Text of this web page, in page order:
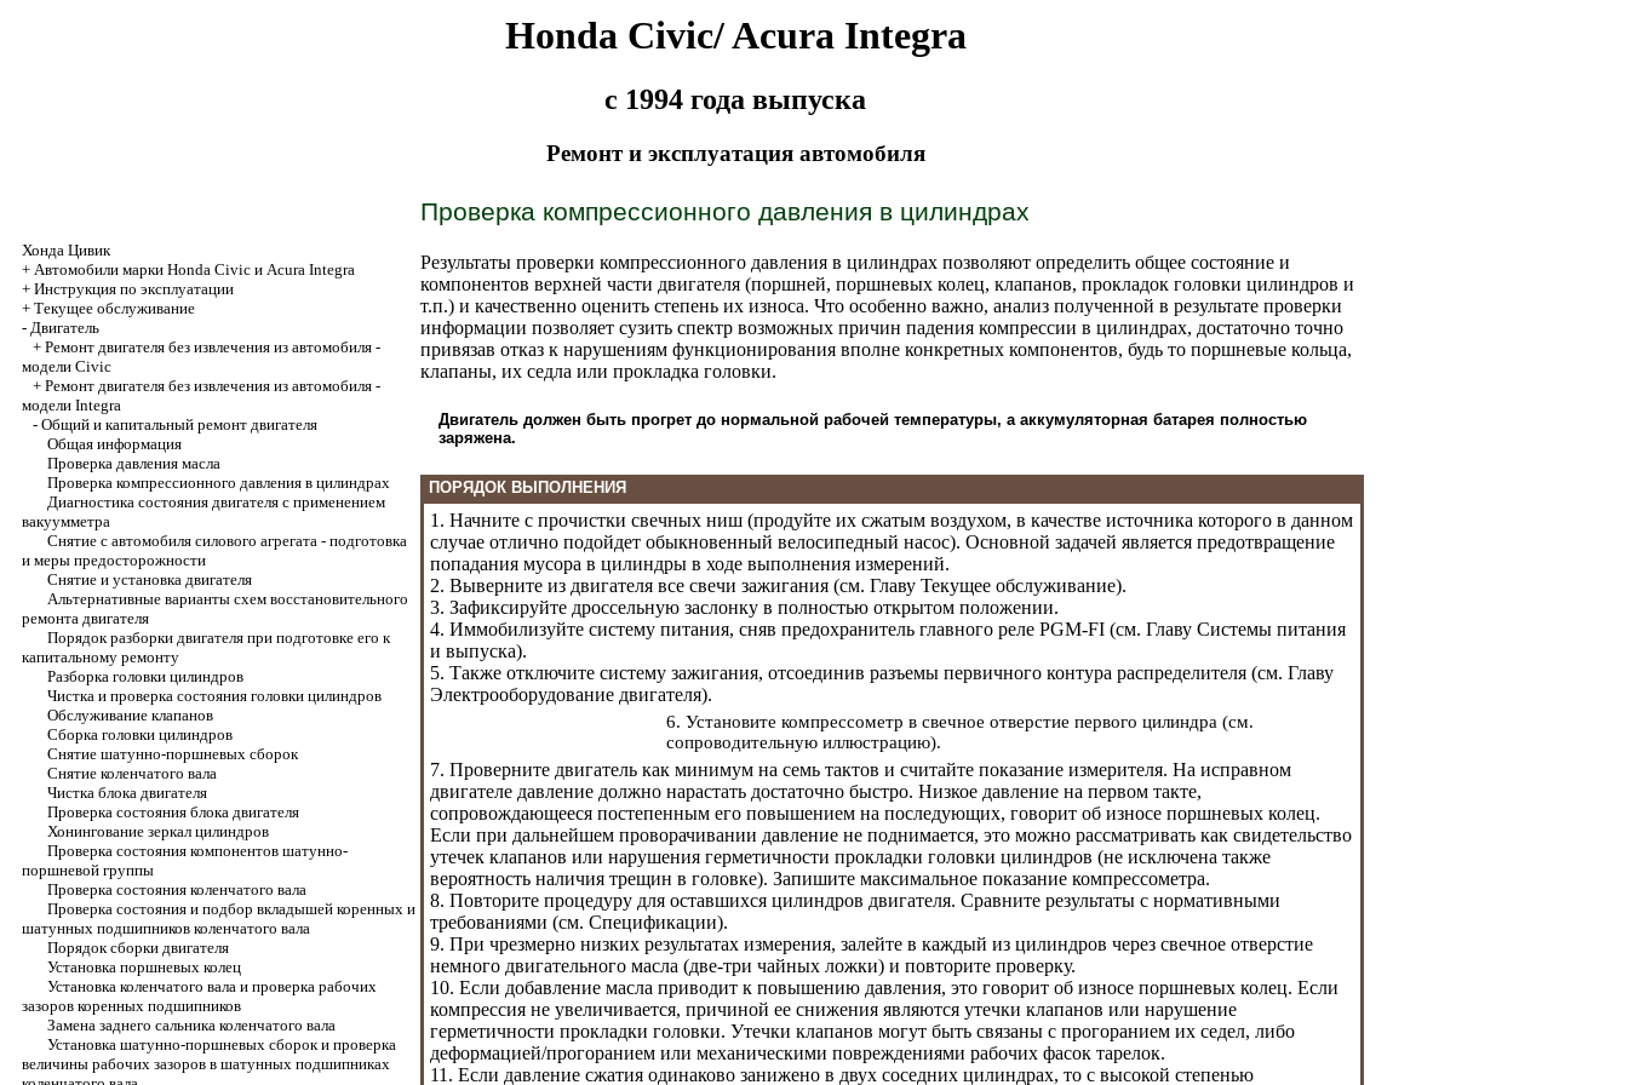
Honda Civic/ Acura Integra
с 1994 года выпуска
Ремонт и эксплуатация автомобиля
Хонда Цивик
+ Автомобили марки Honda Civic и Acura Integra
+ Инструкция по эксплуатации
+ Текущее обслуживание
- Двигатель
+ Ремонт двигателя без извлечения из автомобиля -
модели Civic
+ Ремонт двигателя без извлечения из автомобиля -
модели Integra
- Общий и капитальный ремонт двигателя
Общая информация
Проверка давления масла
Проверка компрессионного давления в цилиндрах
Диагностика состояния двигателя с применением
вакуумметра
Снятие с автомобиля силового агрегата - подготовка
и меры предосторожности
Снятие и установка двигателя
Альтернативные варианты схем восстановительного
ремонта двигателя
Порядок разборки двигателя при подготовке его к
капитальному ремонту
Разборка головки цилиндров
Чистка и проверка состояния головки цилиндров
Обслуживание клапанов
Сборка головки цилиндров
Снятие шатунно-поршневых сборок
Снятие коленчатого вала
Чистка блока двигателя
Проверка состояния блока двигателя
Хонингование зеркал цилиндров
Проверка состояния компонентов шатунно-
поршневой группы
Проверка состояния коленчатого вала
Проверка состояния и подбор вкладышей коренных и
шатунных подшипников коленчатого вала
Порядок сборки двигателя
Установка поршневых колец
Установка коленчатого вала и проверка рабочих
зазоров коренных подшипников
Замена заднего сальника коленчатого вала
Установка шатунно-поршневых сборок и проверка
величины рабочих зазоров в шатунных подшипниках
Проверка компрессионного давления в цилиндрах
Результаты проверки компрессионного давления в цилиндрах позволяют определить общее состояние и
компонентов верхней части двигателя (поршней, поршневых колец, клапанов, прокладок головки цилиндров и
т.п.) и качественно оценить степень их износа. Что особенно важно, анализ полученной в результате проверки
информации позволяет сузить спектр возможных причин падения компрессии в цилиндрах, достаточно точно
привязав отказ к нарушениям функционирования вполне конкретных компонентов, будь то поршневые кольца,
клапаны, их седла или прокладка головки.
Двигатель должен быть прогрет до нормальной рабочей температуры, а аккумуляторная батарея полностью
заряжена.
ПОРЯДОК ВЫПОЛНЕНИЯ
1. Начните с прочистки свечных ниш (продуйте их сжатым воздухом, в качестве источника которого в данном
случае отлично подойдет обыкновенный велосипедный насос). Основной задачей является предотвращение
попадания мусора в цилиндры в ходе выполнения измерений.
2. Выверните из двигателя все свечи зажигания (см. Главу Текущее обслуживание).
3. Зафиксируйте дроссельную заслонку в полностью открытом положении.
4. Иммобилизуйте систему питания, сняв предохранитель главного реле PGM-FI (см. Главу Системы питания
и выпуска).
5. Также отключите систему зажигания, отсоединив разъемы первичного контура распределителя (см. Главу
Электрооборудование двигателя).
6. Установите компрессометр в свечное отверстие первого цилиндра (см.
сопроводительную иллюстрацию).
7. Проверните двигатель как минимум на семь тактов и считайте показание измерителя. На исправном
двигателе давление должно нарастать достаточно быстро. Низкое давление на первом такте,
сопровождающееся постепенным его повышением на последующих, говорит об износе поршневых колец.
Если при дальнейшем проворачивании давление не поднимается, это можно рассматривать как свидетельство
утечек клапанов или нарушения герметичности прокладки головки цилиндров (не исключена также
вероятность наличия трещин в головке). Запишите максимальное показание компрессометра.
8. Повторите процедуру для оставшихся цилиндров двигателя. Сравните результаты с нормативными
требованиями (см. Спецификации).
9. При чрезмерно низких результатах измерения, залейте в каждый из цилиндров через свечное отверстие
немного двигательного масла (две-три чайных ложки) и повторите проверку.
10. Если добавление масла приводит к повышению давления, это говорит об износе поршневых колец. Если
компрессия не увеличивается, причиной ее снижения являются утечки клапанов или нарушение
герметичности прокладки головки. Утечки клапанов могут быть связаны с прогоранием их седел, либо
деформацией/прогоранием или механическими повреждениями рабочих фасок тарелок.
11. Если давление сжатия одинаково занижено в двух соседних цилиндрах, то с высокой степенью